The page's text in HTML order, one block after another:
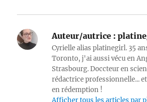
Auteur/autrice :
Cyrielle alias platinegirl. 35
Toronto, j'ai aussi vécu en
Strasbourg. Doccteur en
rédactrice professionnelle...
en rédemption !